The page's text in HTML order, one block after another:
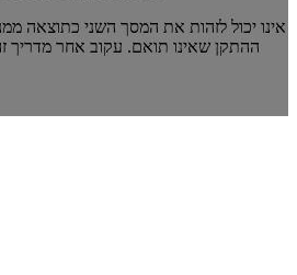
ההתקן שאינו תואם. עקוב אחר מדריך